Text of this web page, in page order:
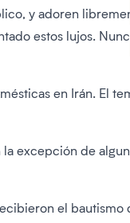
y adoren
estos lujos.
en Irán. El
excepción de
el bautismo